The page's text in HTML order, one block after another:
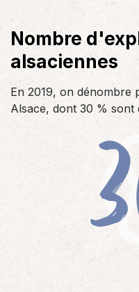
Nombre
alsaciennes
En 2019, on dénombre
Alsace, dont 30 % sont